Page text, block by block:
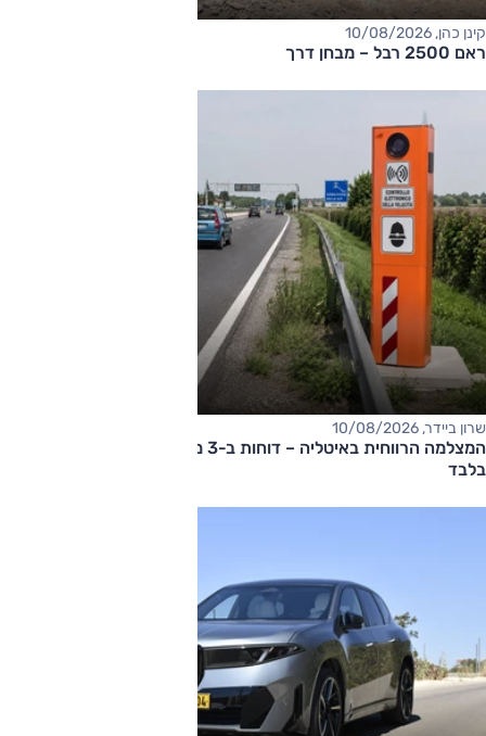
קינן כהן, 10/08/2026
ראם 2500 רבל – מבחן דרך
שרון ביידר, 10/08/2026
בלבד